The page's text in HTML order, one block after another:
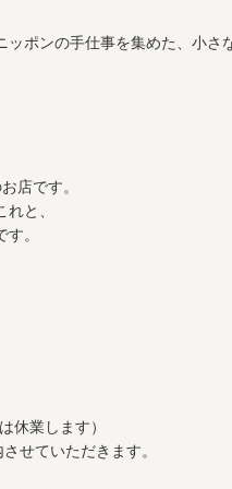
ポンの手仕事を集めた、小さ
店です。
と、
。
休業します）
せていただきます。